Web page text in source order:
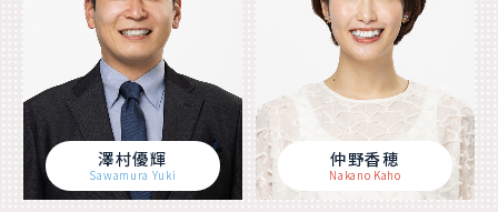
澤村優輝
Sawamura Yuki
仲野香穂
Nakano Kaho